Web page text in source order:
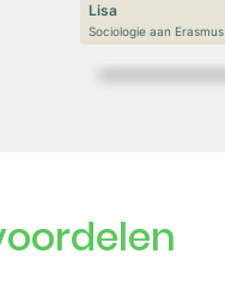
Lisa
Sociologie aan Erasmus